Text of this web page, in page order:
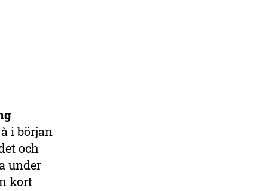
i början
och
under
kort